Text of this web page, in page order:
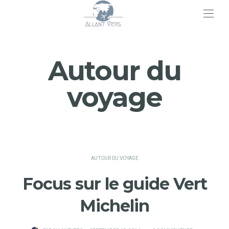
Autour du
voyage
AUTOUR DU VOYAGE
Focus sur le guide Vert
Michelin